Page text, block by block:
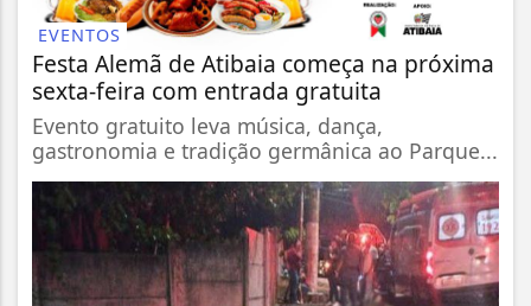
EVENTOS
Festa Alemã de Atibaia começa na próxima
sexta-feira com entrada gratuita
Evento gratuito leva música, dança,
gastronomia e tradição germânica ao Parque...